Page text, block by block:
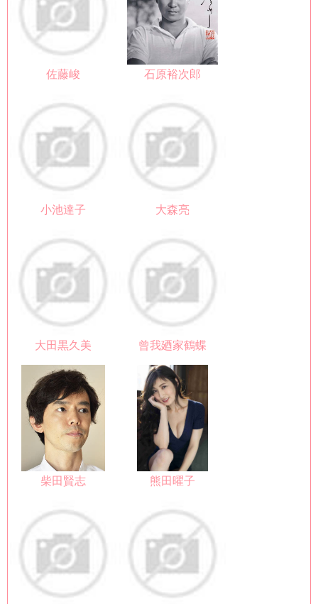
佐藤峻 石原裕次郎
小池達子 大森亮
大田黒久美 曾我廼家鶴蝶
柴田賢志 熊田曜子